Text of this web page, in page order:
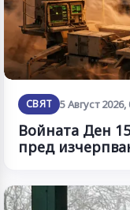
СВЯТ 5 Август 2026,
Войната Ден
пред